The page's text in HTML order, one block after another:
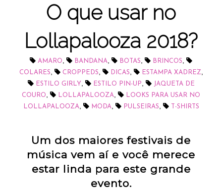
O que usar no
Lollapalooza 2018?
AMARO BANDANA BOTAS BRINCOS
COLARES CROPPEDS DICAS ESTAMPA XADREZ
ESTILO GIRLY, ESTILO PIN-UP
JAQUETA DE
COURO
LOLLAPALOOZA
LOOKS PARA USAR NO
LOLLAPALOOZA
MODA PULSEIRAS T-SHIRTS
Um dos maiores festivais de
música vem aí e você merece
estar linda para este grande
evento.